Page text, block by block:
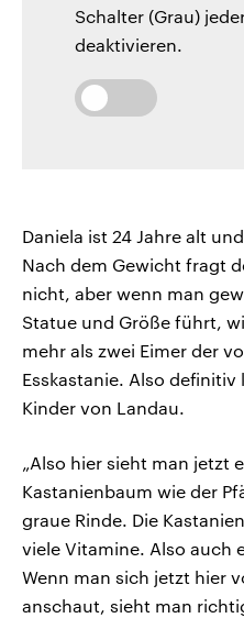
Schalter (Grau)
deaktivieren.
Daniela ist 24 Jahre alt
Nach dem Gewicht fragt
nicht, aber wenn man
Statue und Größe führt,
mehr als zwei Eimer der
Esskastanie. Also
Kinder von Landau.
„Also hier sieht man jetzt
Kastanienbaum wie der
graue Rinde. Die
viele Vitamine. Also auch
Wenn man sich jetzt hier
anschaut, sieht man